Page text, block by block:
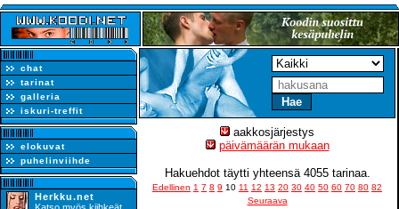
chat
tarinat
galleria
iskuri-treffit
elokuvat
puhelinviihde
Herkku.net
aakkosjärjestys
päivämäärän mukaan
Hakuehdot täytti yhteensä 4055 tarinaa.
Edellinen 1 7 8 9 10 11 12 13 20 30 40 50 60 70 80 82
Seuraava